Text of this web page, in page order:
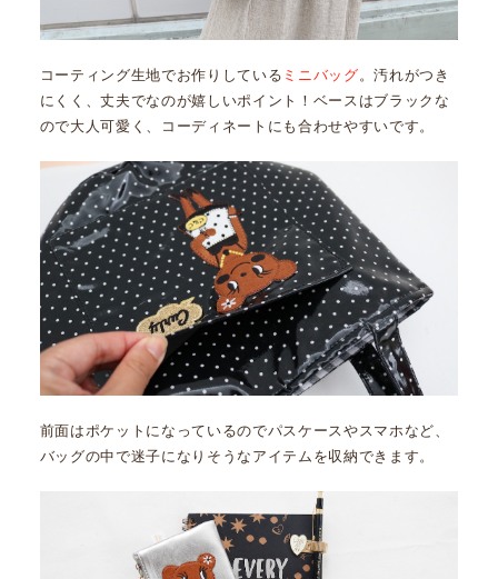
コーティング生地でお作りしている ミニバッグ。汚れがつき
にくく、丈夫でなのが嬉しいポイント！ベースはブラックな
ので大人可愛く、コーディネートにも合わせやすいです。
前面はポケットになっているのでパスケースやスマホなど、
バッグの中で迷子になりそうなアイテムを収納できます。